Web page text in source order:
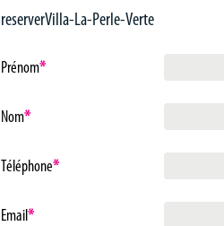
reserverVilla-La-Perle-Verte
Prénom*
Nom*
Téléphone*
Email*